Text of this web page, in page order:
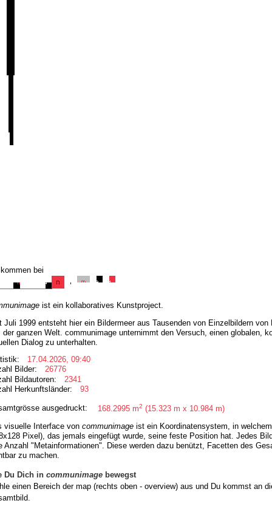
bei
ist ein kollaboratives Kunstproject.
Juli 1999 entsteht hier ein Bildermeer aus Tausenden von Einzelbildern von
der ganzen Welt. communimage unternimmt den Versuch, einen globalen,
Dialog zu unterhalten.
17.04.2026, 09:40
Bilder:
26776
Bildautoren:
2341
Herkunftsländer:
93
ausgedruckt: 168.2995 m2 (15.323 m x 10.984 m)
visuelle Interface von communimage ist ein Koordinatensystem, in
Pixel), das jemals eingefügt wurde, seine feste Position hat. Jedes
Anzahl "Metainformationen". Diese werden dazu benützt, Facetten des
zu machen.
Du Dich in communimage bewegst
einen Bereich der map (rechts oben - overview) aus und Du kommst an